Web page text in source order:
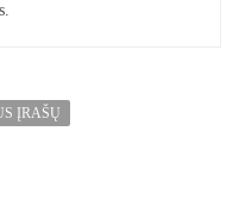
ĮRAŠŲ